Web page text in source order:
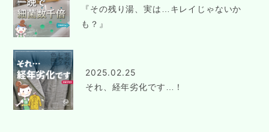
『その残り湯、実は…キレイじゃないか
も？』
2025.02.25
それ、経年劣化です…！